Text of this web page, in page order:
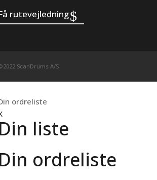
rutevejledning
ScanDrums A/S
ordreliste
Din liste
Din ordreliste